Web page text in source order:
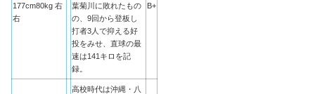
177cm80kg 右
右
葉菊川に敗れたもの
の、9回から登板し
打者3人で抑える好
投をみせ、直球の最
速は141キロを記
録。
B+
高校時代は沖縄・八